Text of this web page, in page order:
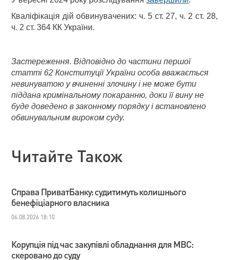
Кваліфікація дій обвинувачених: ч. 5 ст. 27, ч. 2 ст. 28,
ч. 2 ст. 364 КК України.
Застереження. Відповідно до частини першої
статті 62 Конституції України особа вважається
невинуватою у вчиненні злочину і не може бути
піддана кримінальному покаранню, доки її вину не
буде доведено в законному порядку і встановлено
обвинувальним вироком суду.
Читайте Також
Справа ПриватБанку: судитимуть колишнього
бенефіціарного власника
06.08.2026 18:10
Корупція під час закупівлі обладнання для МВС:
скеровано до суду